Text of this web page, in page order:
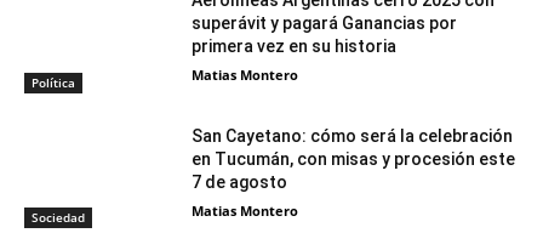
Política
superávit y pagará Ganancias por
primera vez en su historia
Matias Montero
Sociedad
San Cayetano: cómo será la celebración
en Tucumán, con misas y procesión este
7 de agosto
Matias Montero